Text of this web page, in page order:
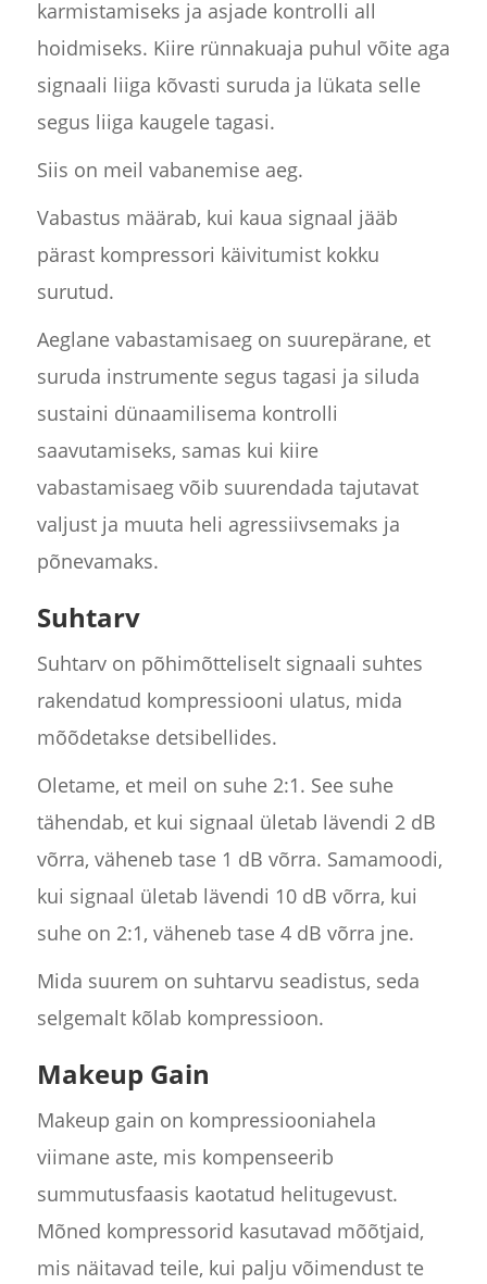
karmistamiseks ja asjade kontrolli all
hoidmiseks. Kiire rünnakuaja puhul võite aga
signaali liiga kõvasti suruda ja lükata selle
segus liiga kaugele tagasi.
Siis on meil vabanemise aeg.
Vabastus määrab, kui kaua signaal jääb
pärast kompressori käivitumist kokku
surutud.
Aeglane vabastamisaeg on suurepärane, et
suruda instrumente segus tagasi ja siluda
sustaini dünaamilisema kontrolli
saavutamiseks, samas kui kiire
vabastamisaeg võib suurendada tajutavat
valjust ja muuta heli agressiivsemaks ja
põnevamaks.
Suhtarv
Suhtarv on põhimõtteliselt signaali suhtes
rakendatud kompressiooni ulatus, mida
mõõdetakse detsibellides.
Oletame, et meil on suhe 2:1. See suhe
tähendab, et kui signaal ületab lävendi 2 dB
võrra, väheneb tase 1 dB võrra. Samamoodi,
kui signaal ületab lävendi 10 dB võrra, kui
suhe on 2:1, väheneb tase 4 dB võrra jne.
Mida suurem on suhtarvu seadistus, seda
selgemalt kõlab kompressioon.
Makeup Gain
Makeup gain on kompressiooniahela
viimane aste, mis kompenseerib
summutusfaasis kaotatud helitugevust.
Mõned kompressorid kasutavad mõõtjaid,
mis näitavad teile, kui palju võimendust te